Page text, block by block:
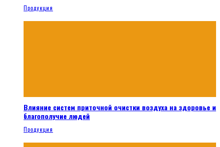
Продукция
Влияние систем приточной очистки воздуха на здоровье и
благополучие людей
Продукция